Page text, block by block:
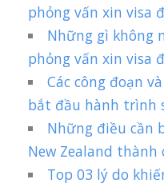
phỏng vấn xin visa
Những gì không
phỏng vấn xin visa
Các công đoạn
bắt đầu hành trình
Những điều cần
New Zealand thành
Top 03 lý do